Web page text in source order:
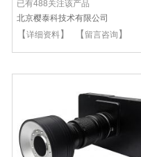
已有488关注该产品
北京樱泰科技术有限公司
【详细资料】 【 留言咨询 】